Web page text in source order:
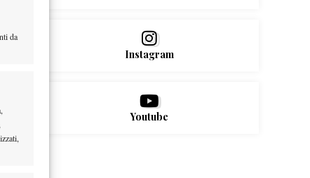
da
Instagram
Youtube